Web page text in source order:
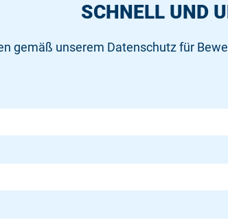
SCHNELL UND
gemäß unserem Datenschutz für